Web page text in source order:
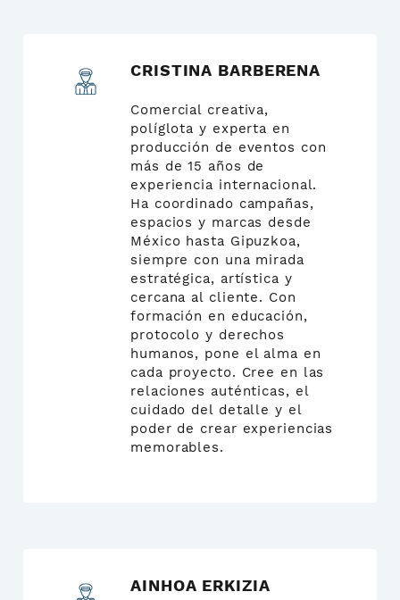
CRISTINA BARBERENA
Comercial creativa,
políglota y experta en
producción de eventos con
más de 15 años de
experiencia internacional.
Ha coordinado campañas,
espacios y marcas desde
México hasta Gipuzkoa,
siempre con una mirada
estratégica, artística y
cercana al cliente. Con
formación en educación,
protocolo y derechos
humanos, pone el alma en
cada proyecto. Cree en las
relaciones auténticas, el
cuidado del detalle y el
poder de crear experiencias
memorables.
AINHOA ERKIZIA